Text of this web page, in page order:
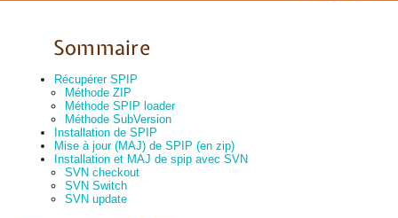
Sommaire
Récupérer SPIP
Méthode ZIP
Méthode SPIP loader
Méthode SubVersion
Installation de SPIP
Mise à jour (MAJ) de SPIP (en zip)
Installation et MAJ de spip avec SVN
SVN checkout
SVN Switch
SVN update